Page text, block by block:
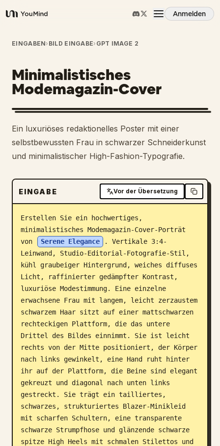
YouMind
Anmelden
Übersicht
Anwendungsfälle
Fähigkeiten
Prompts
Download
Blog
Updates
EINGABEN› BILD EINGABE› GPT IMAGE 2
Minimalistisches
Modemagazin-Cover
Ein luxuriöses redaktionelles Poster mit einer
selbstbewussten Frau in schwarzer Schneiderkunst
und minimalistischer High-Fashion-Typografie.
EINGABE Vor der Übersetzung
Erstellen Sie ein hochwertiges,
minimalistisches Modemagazin-Cover-Porträt
von
Serene Elegance
. Vertikale 3:4-
Leinwand, Studio-Editorial-Fotografie-Stil,
kühl graubeiger Hintergrund, weiches diffuses
Licht, raffinierter gedämpfter Kontrast,
luxuriöse Modestimmung. Eine einzelne
erwachsene Frau mit langem, leicht zerzaustem
schwarzem Haar sitzt auf einer mattschwarzen
rechteckigen Plattform, die das untere
Drittel des Bildes einnimmt. Sie ist leicht
rechts von der Mitte positioniert, der Körper
nach links gewinkelt, eine Hand ruht hinter
ihr auf der Plattform, die Beine sind elegant
gekreuzt und diagonal nach unten links
gestreckt. Sie trägt ein tailliertes,
schwarzes, strukturiertes Blazer-Minikleid
mit scharfen Schultern, eine transparente
schwarze Strumpfhose und glänzende schwarze
spitze High Heels mit schmalen Stilettos und